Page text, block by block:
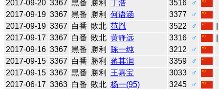
2017-09-20 3367 黒番 勝利 丁浩 3516
♂
2017-09-19 3367 黒番 勝利 何语涵 3377
♂
2017-09-19 3367 白番 敗北 范胤 3522 ♂
2017-09-17 3367 白番 敗北 黄静远 3316 ♂
2017-09-16 3367 黒番 勝利 陈一纯 3212
♂
2017-09-15 3367 白番 勝利 蒋其润 3359
♂
2017-09-15 3367 黒番 勝利 王嘉宝 3033
♂
2017-06-17 3363 白番 敗北 杨一(95) 3245
♂